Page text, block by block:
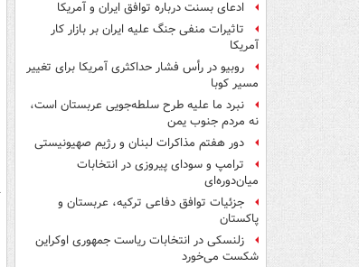
ادعای بسنت درباره توافق ایران و آمریکا
تاثیرات منفی جنگ علیه ایران بر بازار کار
آمریکا
روبیو در رأس فشار حداکثری آمریکا برای تغییر
مسیر کوبا
نبرد ما علیه طرح سلطه‌جویی عربستان است،
نه مردم جنوب یمن
دور هفتم مذاکرات لبنان و رژیم صهیونیستی
ترامپ و سودای پیروزی در انتخابات
میان‌دوره‌ای
جزئیات توافق دفاعی ترکیه، عربستان و
پاکستان
زلنسکی در انتخابات ریاست جمهوری اوکراین
شکست می‌خورد